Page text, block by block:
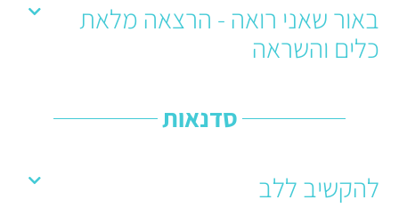
באור שאני רואה - הרצאה מלאת
כלים והשראה
סדנאות
להקשיב ללב